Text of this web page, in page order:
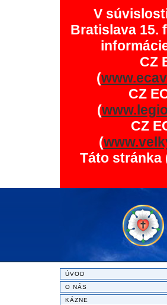
V
Bratislava 15.
CZ
(
CZ
(
CZ
(
Táto stránka
ÚVOD
O NÁS
KÁZNE